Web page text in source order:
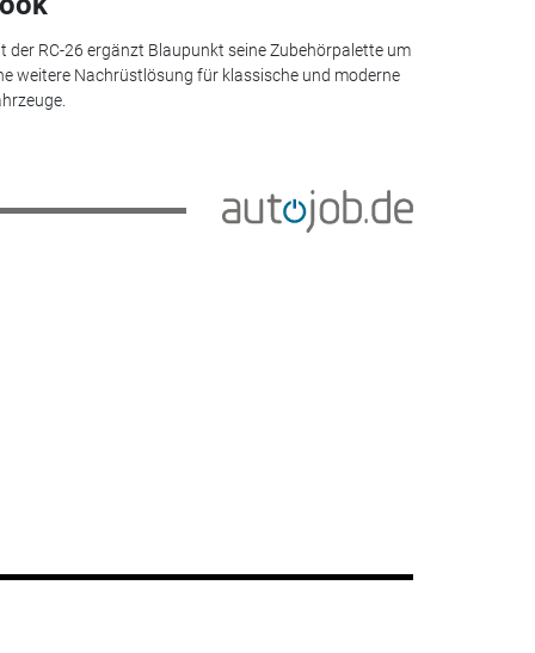
der RC-26 ergänzt Blaupunkt seine Zubehörpalette um
weitere Nachrüstlösung für klassische und moderne